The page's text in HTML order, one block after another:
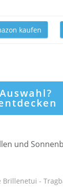
kaufen
und
Brillenetui -